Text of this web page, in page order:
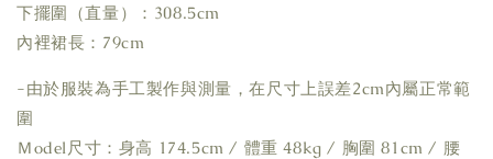
下擺圍（直量）：308.5cm
內裡裙長：79cm
-由於服裝為手工製作與測量，在尺寸上誤差2cm內屬正常範
圍
Ｍodel尺寸：身高 174.5cm / 體重 48kg / 胸圍 81cm / 腰